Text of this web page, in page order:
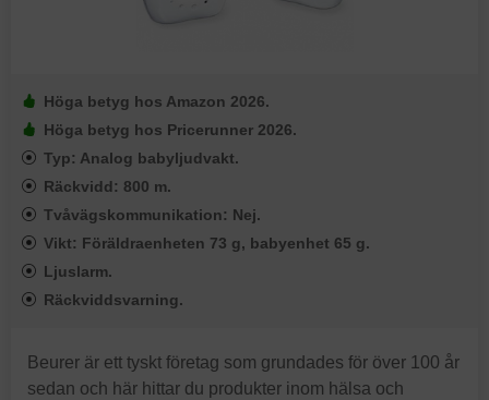
Höga betyg hos Amazon 2026.
Höga betyg hos Pricerunner 2026.
Typ: Analog babyljudvakt.
Räckvidd: 800 m.
Tvåvägskommunikation: Nej.
Vikt: Föräldraenheten 73 g, babyenhet 65 g.
Ljuslarm.
Räckviddsvarning.
Beurer är ett tyskt företag som grundades för över 100 år
sedan och här hittar du produkter inom hälsa och